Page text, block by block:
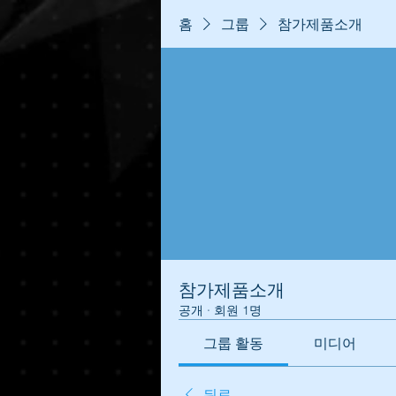
홈 그룹 참가제품소개
참가제품소개
공개 · 회원 1명
그룹 활동 미디어